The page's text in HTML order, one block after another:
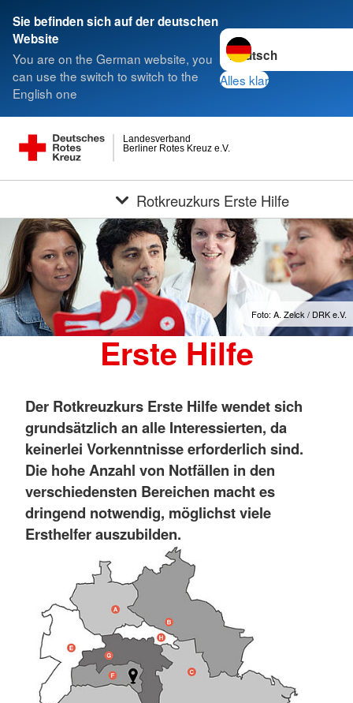
Sie befinden sich auf der deutschen
Website
You are on the German website, you
can use the switch to switch to the
English one
Sprache wechseln zu
Alles klar
Berliner Rotes Kreuz e.V.
Landesverband
Rotkreuzkurs Erste Hilfe
Foto: A. Zelck / DRK e.V.
Erste Hilfe
Der Rotkreuzkurs Erste Hilfe wendet sich
grundsätzlich an alle Interessierten, da
keinerlei Vorkenntnisse erforderlich sind.
Die hohe Anzahl von Notfällen in den
verschiedensten Bereichen macht es
dringend notwendig, möglichst viele
Ersthelfer auszubilden.